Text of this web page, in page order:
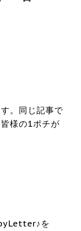
。同じ記事で
様の1ポチが
を